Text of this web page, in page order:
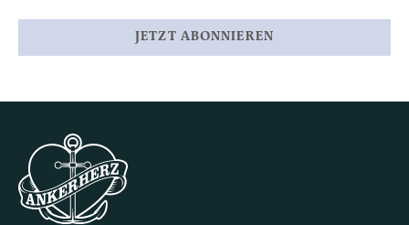
JETZT ABONNIEREN